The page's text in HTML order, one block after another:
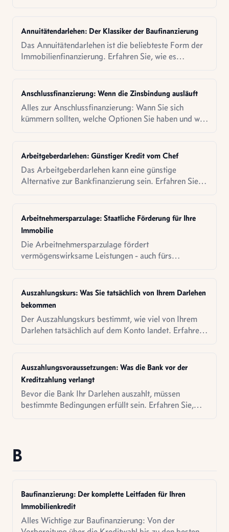
Annuitätendarlehen: Der Klassiker der Baufinanzierung
Das Annuitätendarlehen ist die beliebteste Form der
Immobilienfinanzierung. Erfahren Sie, wie es
Anschlussfinanzierung: Wenn die Zinsbindung ausläuft
Alles zur Anschlussfinanzierung: Wann Sie sich
kümmern sollten, welche Optionen Sie haben und wie
Arbeitgeberdarlehen: Günstiger Kredit vom Chef
Das Arbeitgeberdarlehen kann eine günstige
Alternative zur Bankfinanzierung sein. Erfahren Sie,
Arbeitnehmersparzulage: Staatliche Förderung für Ihre
Immobilie
Die Arbeitnehmersparzulage fördert
vermögenswirksame Leistungen - auch fürs
Auszahlungskurs: Was Sie tatsächlich von Ihrem Darlehen
bekommen
Der Auszahlungskurs bestimmt, wie viel von Ihrem
Darlehen tatsächlich auf dem Konto landet. Erfahren
Auszahlungsvoraussetzungen: Was die Bank vor der
Kreditzahlung verlangt
Bevor die Bank Ihr Darlehen auszahlt, müssen
bestimmte Bedingungen erfüllt sein. Erfahren Sie,
B
Baufinanzierung: Der komplette Leitfaden für Ihren
Immobilienkredit
Alles Wichtige zur Baufinanzierung: Von der